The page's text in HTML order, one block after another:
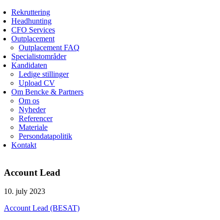
Rekruttering
Headhunting
CFO Services
Outplacement
Outplacement FAQ
Specialistområder
Kandidaten
Ledige stillinger
Upload CV
Om Bencke & Partners
Om os
Nyheder
Referencer
Materiale
Persondatapolitik
Kontakt
Account Lead
10. july 2023
Account Lead (BESAT)